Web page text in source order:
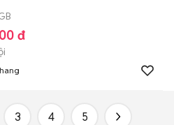
đ
3 4 5